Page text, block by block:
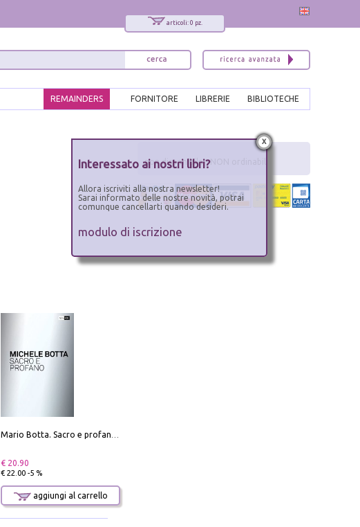
articoli: 0 pz.
BIBLIOTECHE
LIBRERIE
FORNITORE
REMAINDERS
€ 20.90
€ 22.00 -5 %
aggiungi al carrello
non disponibile - NON ordinabile
x
Interessato ai nostri libri?
Allora iscriviti alla nostra newsletter!
Sarai informato delle nostre novità, potrai
comunque cancellarti quando desideri.
modulo di iscrizione